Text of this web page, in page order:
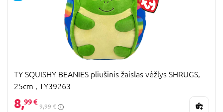
TY SQUISHY BEANIES pliušinis žaislas vėžlys SHRUGS,
25cm , TY39263
8,99 €
9,99 €